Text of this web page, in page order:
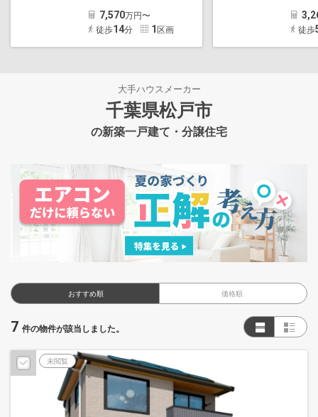
7,570万円〜
徒歩14分 1 区画 徒歩
大手ハウスメーカー
千葉県松戸市
の新築一戸建て・分譲住宅
おすすめ順 価格順
7 件の物件が該当しました。
未閲覧